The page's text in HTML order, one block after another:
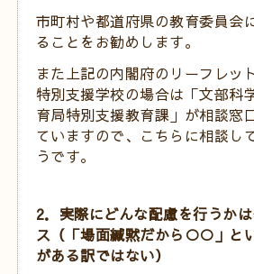
市町村や都道府県の教育委員会
ることをお勧めします。
また上記の内閣府のリーフレッ
特別支援学校の場合は「文部科
育局特別支援教育課」が相談窓
ていますので、こちらに相談し
うです。
2．実際にどんな配慮を行うか
ス（「場面緘黙だから○○」と
がある訳ではない）